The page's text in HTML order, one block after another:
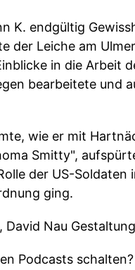
K. endgültig
der Leiche am
in die Arbeit
bearbeitete und
wie er mit
Smitty",
der US-Soldaten
ging.
Nau
Podcasts